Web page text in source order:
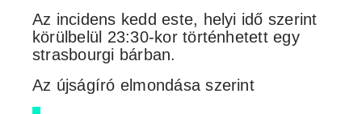
Az incidens kedd este, helyi idő szerint
körülbelül 23:30-kor történhetett egy
strasbourgi bárban.
Az újságíró elmondása szerint